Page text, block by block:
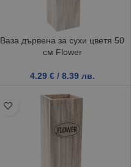
Ваза дървена за сухи цветя 50
см Flower
4.29 € / 8.39 лв.